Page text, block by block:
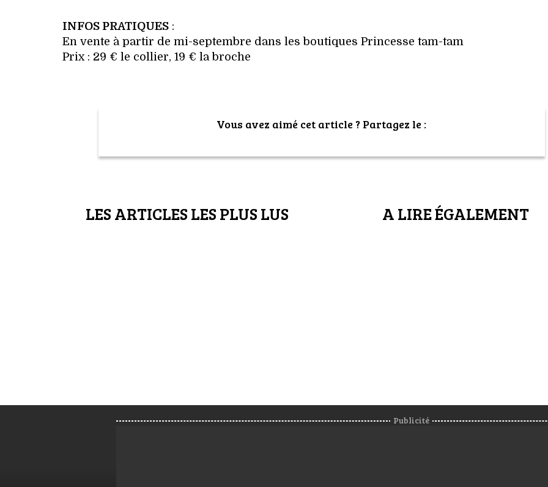
INFOS PRATIQUES :
En vente à partir de mi-septembre dans les boutiques Princesse tam-tam
Prix : 29 € le collier, 19 € la broche
Vous avez aimé cet article ? Partagez le :
LES ARTICLES LES PLUS LUS A LIRE ÉGALEMENT
Publicité